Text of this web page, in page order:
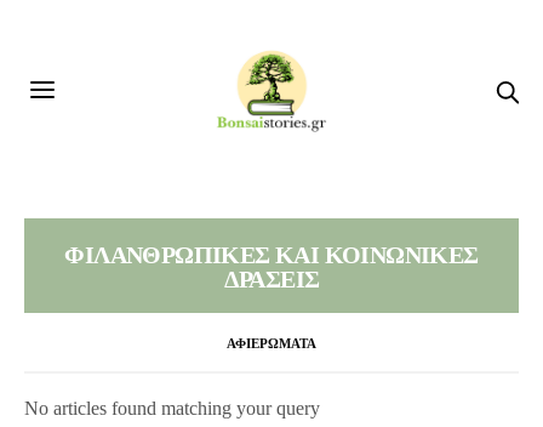
ΦΙΛΑΝΘΡΩΠΙΚΕΣ ΚΑΙ ΚΟΙΝΩΝΙΚΕΣ
ΔΡΑΣΕΙΣ
ΑΦΙΕΡΩΜΑΤΑ
No articles found matching your query